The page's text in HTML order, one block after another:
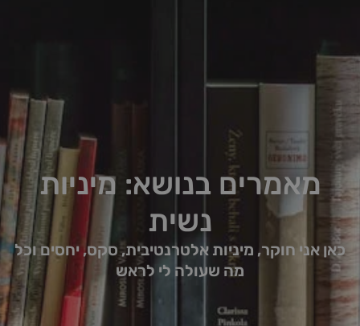
מאמרים בנושא: מיניות
נשית
כאן אני חוקר, מיניות אלטרנטיבית, סקס, יחסים וכל
מה שעולה לי לראש